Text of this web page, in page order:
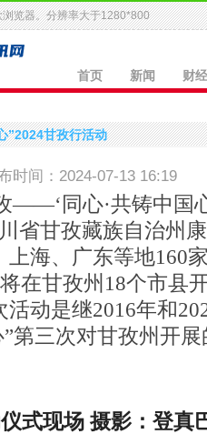
浏览器。分辨率大于1280*800
首页 新闻 财经
”2024甘孜行活动
时间：2024-07-13 16:19
——‘同心·共铸中国
省甘孜藏族自治州
海、广东等地160
在甘孜州18个市县
动是继2016年和
”第三次对甘孜州开
式现场摄影：登真